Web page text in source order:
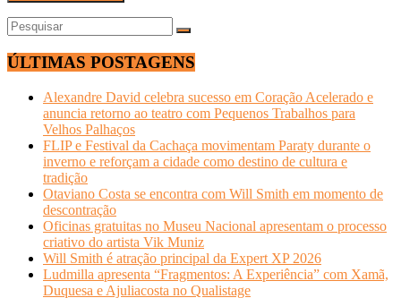
ÚLTIMAS POSTAGENS
Alexandre David celebra sucesso em Coração Acelerado e
anuncia retorno ao teatro com Pequenos Trabalhos para
Velhos Palhaços
FLIP e Festival da Cachaça movimentam Paraty durante o
inverno e reforçam a cidade como destino de cultura e
tradição
Otaviano Costa se encontra com Will Smith em momento de
descontração
Oficinas gratuitas no Museu Nacional apresentam o processo
criativo do artista Vik Muniz
Will Smith é atração principal da Expert XP 2026
Ludmilla apresenta “Fragmentos: A Experiência” com Xamã,
Duquesa e Ajuliacosta no Qualistage